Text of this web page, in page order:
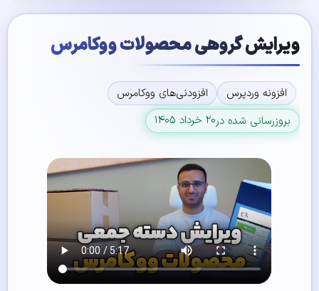
ویرایش گروهی محصولات ووکامرس
افزونه وردپرس
افزودنی‌های ووکامرس
بروزرسانی شده در۲۰ خرداد ۱۴۰۵